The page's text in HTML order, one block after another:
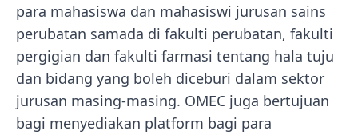
para mahasiswa dan mahasiswi jurusan sains
perubatan samada di fakulti perubatan, fakulti
pergigian dan fakulti farmasi tentang hala tuju
dan bidang yang boleh diceburi dalam sektor
jurusan masing-masing. OMEC juga bertujuan
bagi menyediakan platform bagi para